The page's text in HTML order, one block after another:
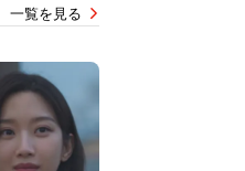
一覧を見る